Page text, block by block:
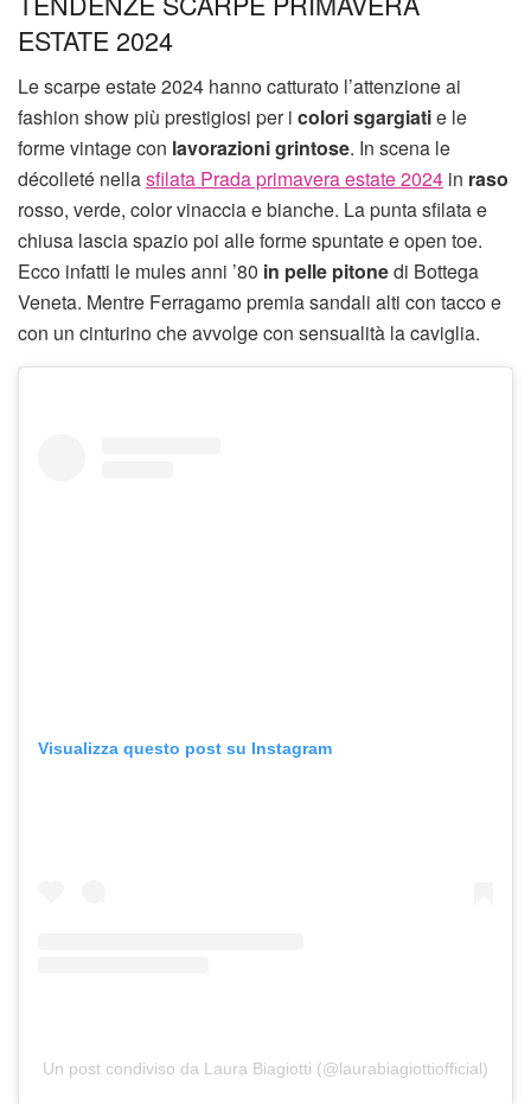
ESTATE 2024
Le scarpe estate 2024 hanno catturato l’attenzione ai
fashion show più prestigiosi per i colori sgargiatie le
forme vintage con lavorazioni grintose. In scena le
décolleté nellasfilata Prada primavera estate 2024 in raso
rosso, verde, color vinaccia e bianche. La punta sfilata e
chiusa lascia spazio poi alle forme spuntate e open toe.
Ecco infatti le mules anni ’80 in pelle pitonedi Bottega
Veneta. Mentre Ferragamo premia sandali alti con tacco e
con un cinturino che avvolge con sensualità la caviglia.
Visualizza questo post su Instagram
Un post condiviso da Laura Biagiotti (@laurabiagiottiofficial)